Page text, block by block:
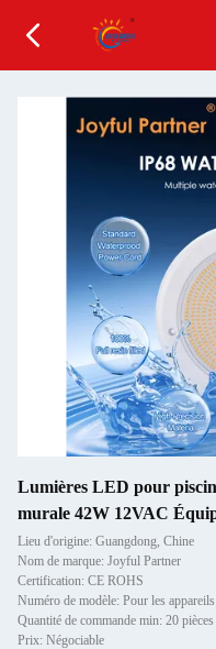
Lumières LED pour
murale 42W 12VAC
Lieu d'origine: Guangdong, Chine
Nom de marque: Joyful Partner
Certification: CE ROHS
Numéro de modèle: Pour les
Quantité de commande min: 20 pièces
Prix: Négociable